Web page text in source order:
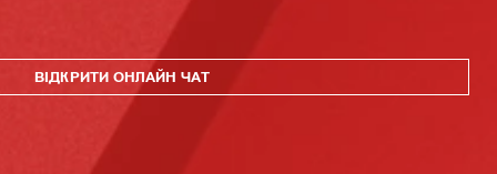
ВІДКРИТИ ОНЛАЙН ЧАТ